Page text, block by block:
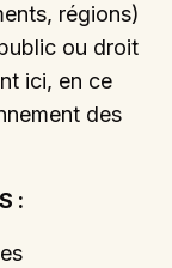
régions)
ou droit
ici, en ce
des
: